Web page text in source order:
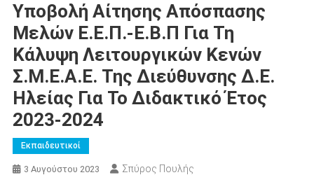
Υποβολή Αίτησης Απόσπασης
Μελών Ε.Ε.Π.-Ε.Β.Π Για Τη
Κάλυψη Λειτουργικών Κενών
Σ.Μ.Ε.Α.Ε. Της Διεύθυνσης Δ.Ε.
Ηλείας Για Το Διδακτικό Έτος
2023-2024
Εκπαιδευτικοί
3 Αυγούστου 2023 Σπύρος Πουλής